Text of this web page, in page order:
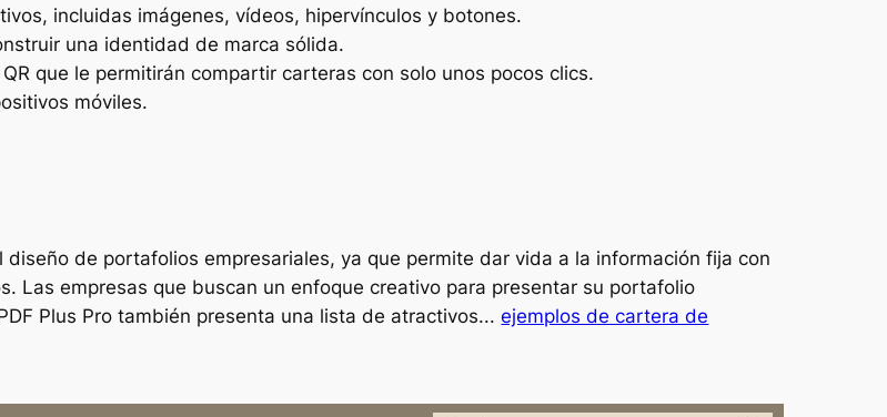
incluidas imágenes, vídeos, hipervínculos y botones.
una identidad de marca sólida.
que le permitirán compartir carteras con solo unos pocos clics.
móviles.
diseño de portafolios empresariales, ya que permite dar vida a la información fija con
Las empresas que buscan un enfoque creativo para presentar su portafolio
Plus Pro también presenta una lista de atractivos...ejemplos de cartera de